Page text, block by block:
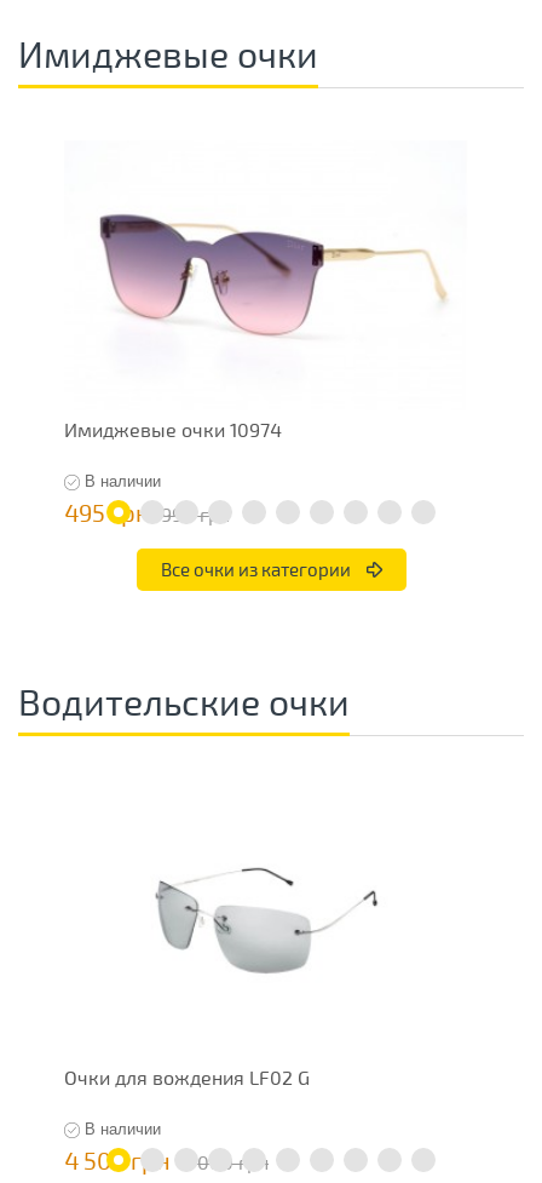
Имиджевые очки
Имиджевые очки 10974
В наличии
495 грн 990 грн
Все очки из категории
Водительские очки
Очки для вождения LF02 G
В наличии
4 500 грн 9 000 грн